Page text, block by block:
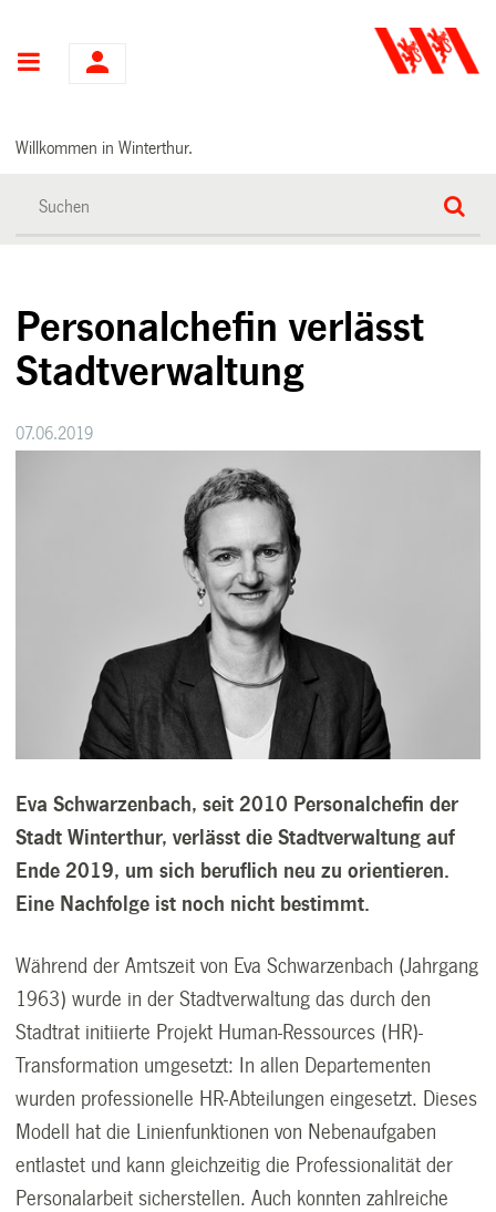
Hauptnavigation
Willkommen in Winterthur.
Personalchefin verlässt
Stadtverwaltung
07.06.2019
Eva Schwarzenbach, seit 2010 Personalchefin der
Stadt Winterthur, verlässt die Stadtverwaltung auf
Ende 2019, um sich beruflich neu zu orientieren.
Eine Nachfolge ist noch nicht bestimmt.
Während der Amtszeit von Eva Schwarzenbach (Jahrgang
1963) wurde in der Stadtverwaltung das durch den
Stadtrat initiierte Projekt Human-Ressources (HR)-
Transformation umgesetzt: In allen Departementen
wurden professionelle HR-Abteilungen eingesetzt. Dieses
Modell hat die Linienfunktionen von Nebenaufgaben
entlastet und kann gleichzeitig die Professionalität der
Personalarbeit sicherstellen. Auch konnten zahlreiche